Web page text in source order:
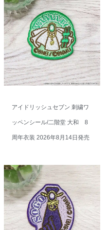
アイドリッシュセブン 刺繍ワ
ッペンシール/二階堂 大和 8
周年衣装 2026年8月14日発売